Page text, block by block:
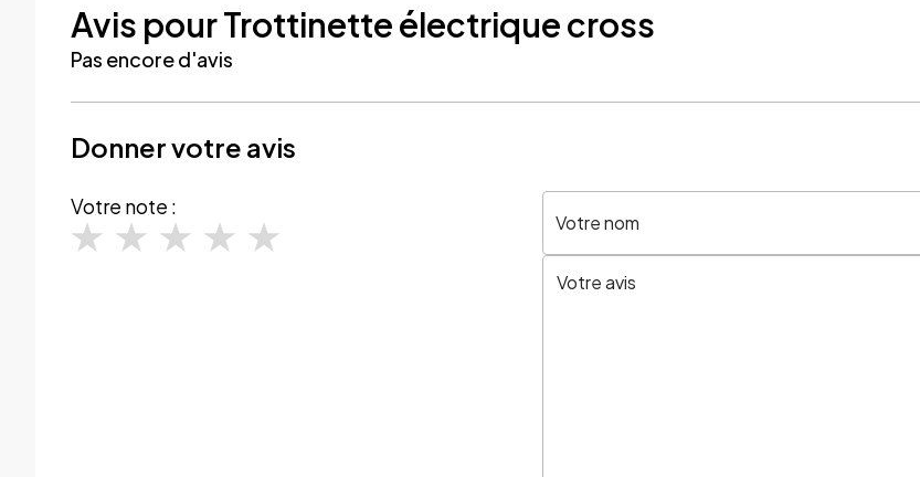
Avis pour Trottinette électrique cross
Pas encore d'avis
Donner votre avis
Votre note :
Votre nom